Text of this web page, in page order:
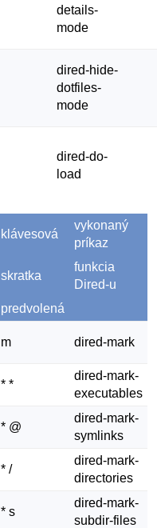
details-
mode
dired-hide-
dotfiles-
mode
dired-do-
load
klávesová
vykonaný
príkaz
skratka
funkcia
Dired-u
predvolená
m dired-mark
* *
dired-mark-
executables
* @
dired-mark-
symlinks
* /
dired-mark-
directories
* s
dired-mark-
subdir-files